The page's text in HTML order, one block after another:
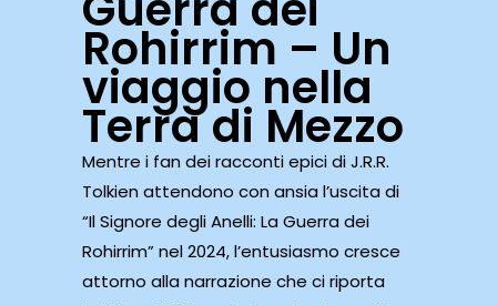
Rohirrim – Un
viaggio nella
Terra di Mezzo
Mentre i fan dei racconti epici di J.R.R.
Tolkien attendono con ansia l’uscita di
“Il Signore degli Anelli: La Guerra dei
Rohirrim” nel 2024, l’entusiasmo cresce
attorno alla narrazione che ci riporta